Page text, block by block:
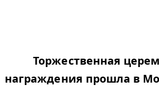
Торжественная
награждения прошла в